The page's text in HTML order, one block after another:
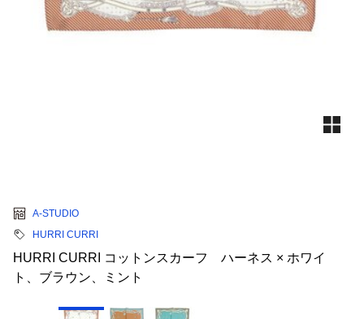
A-STUDIO
HURRI CURRI
HURRI CURRI コットンスカーフ ハーネス × ホワイ
ト、ブラウン、ミント